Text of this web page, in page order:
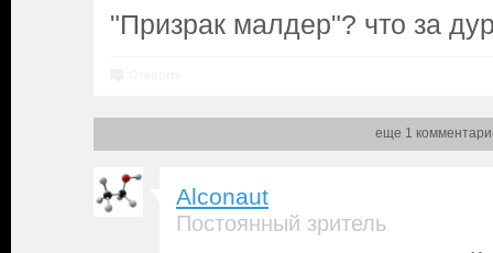
"Призрак малдер"? что за
еще 1
Alconaut
Постоянный зритель